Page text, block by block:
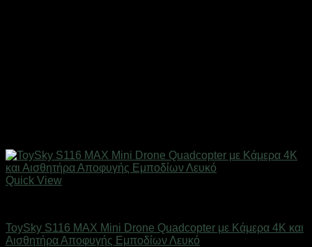
Quick View
ToySky S116 MAX Mini Drone Quadcopter με Kάμερα 4K και
Αισθητήρα Αποφυγής Εμποδίων Λευκό